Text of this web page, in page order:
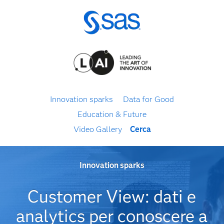
Innovation sparks
Data for Good
Education & Future
Video Gallery
Cerca
Innovation sparks
Customer View: dati e
analytics per conoscere a